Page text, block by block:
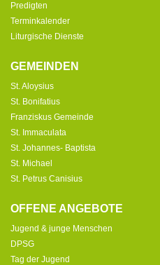
Predigten
Terminkalender
Liturgische Dienste
GEMEINDEN
St. Aloysius
St. Bonifatius
Franziskus Gemeinde
St. Immaculata
St. Johannes- Baptista
St. Michael
St. Petrus Canisius
OFFENE ANGEBOTE
Jugend & junge Menschen
DPSG
Tag der Jugend